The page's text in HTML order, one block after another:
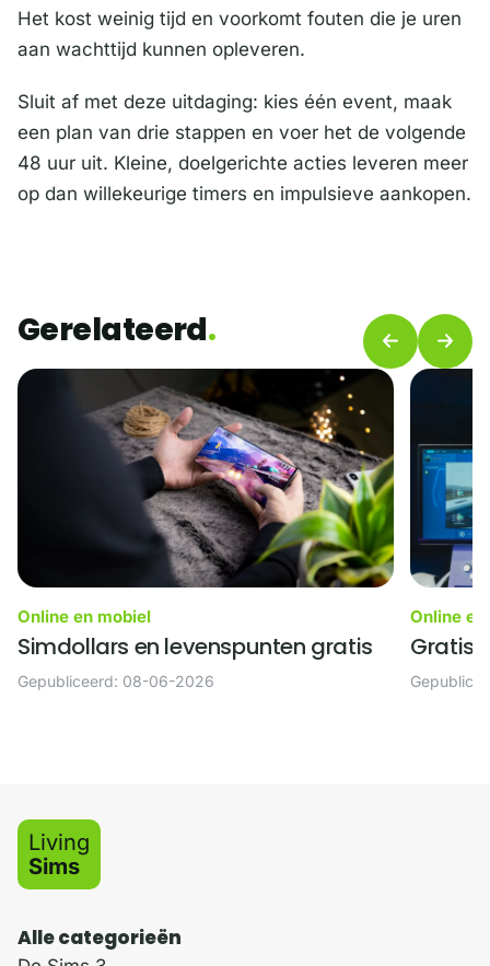
Het kost weinig tijd en voorkomt fouten die je uren
aan wachttijd kunnen opleveren.
Sluit af met deze uitdaging: kies één event, maak
een plan van drie stappen en voer het de volgende
48 uur uit. Kleine, doelgerichte acties leveren meer
op dan willekeurige timers en impulsieve aankopen.
Gerelateerd
Online en mobiel
Simdollars en levenspunten gratis
Gepubliceerd: 08-06-2026
Online
Gratis
Living
Sims
Alle categorieën